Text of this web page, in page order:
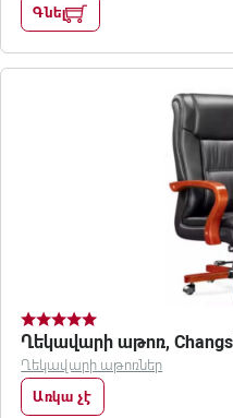
Գնել
Ղեկավարի աթոռ,
Ղեկավարի աթոռներ
Առկա չէ